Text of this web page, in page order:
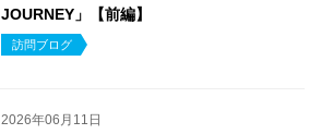
JOURNEY」【前編】
訪問ブログ
2026年06月11日